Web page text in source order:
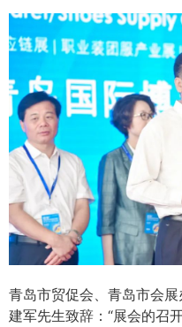
青岛市贸促会、青岛市会
建军先生致辞：“展会的召